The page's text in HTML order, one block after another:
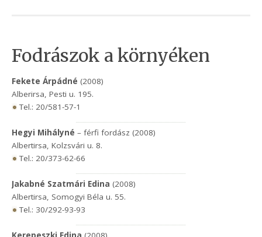
Fodrászok a környéken
Fekete Árpádné (2008)
Alberirsa, Pesti u. 195.
Tel.: 20/581-57-1
Hegyi Mihályné – férfi fordász (2008)
Albertirsa, Kolzsvári u. 8.
Tel.: 20/373-62-66
Jakabné Szatmári Edina (2008)
Albertirsa, Somogyi Béla u. 55.
Tel.: 30/292-93-93